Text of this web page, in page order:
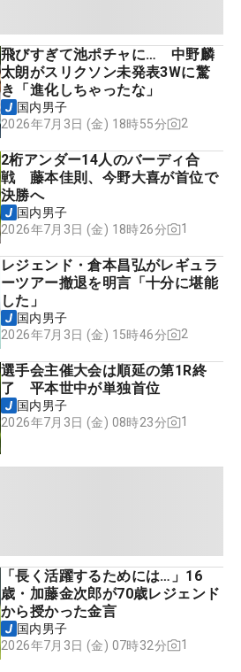
飛びすぎて池ポチャに… 中野麟
太朗がスリクソン未発表3Wに驚
き「進化しちゃったな」
国内男子
2026年7月3日 (金) 18時55分
2
2桁アンダー14人のバーディ合
戦 藤本佳則、今野大喜が首位で
決勝へ
国内男子
2026年7月3日 (金) 18時26分
1
レジェンド・倉本昌弘がレギュラ
ーツアー撤退を明言「十分に堪能
した」
国内男子
2026年7月3日 (金) 15時46分
2
選手会主催大会は順延の第1R終
了 平本世中が単独首位
国内男子
2026年7月3日 (金) 08時23分
1
「長く活躍するためには…」16
歳・加藤金次郎が70歳レジェンド
から授かった金言
国内男子
2026年7月3日 (金) 07時32分
1